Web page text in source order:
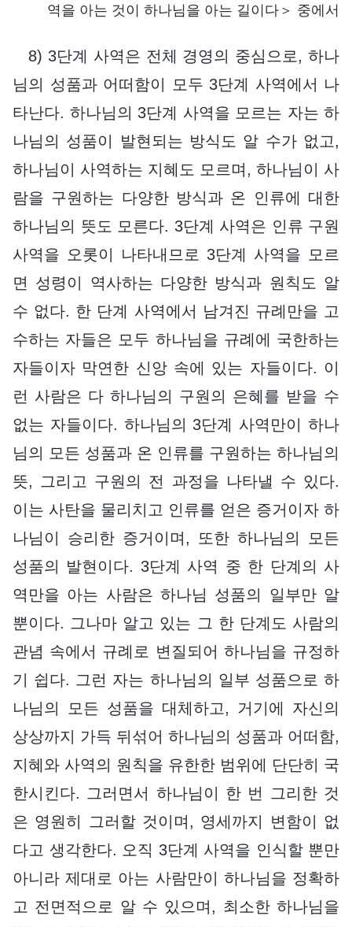
역을 아는 것이 하나님을 아는 길이다＞ 중에서
8) 3단계 사역은 전체 경영의 중심으로, 하나
님의 성품과 어떠함이 모두 3단계 사역에서 나
타난다. 하나님의 3단계 사역을 모르는 자는 하
나님의 성품이 발현되는 방식도 알 수가 없고,
하나님이 사역하는 지혜도 모르며, 하나님이 사
람을 구원하는 다양한 방식과 온 인류에 대한
하나님의 뜻도 모른다. 3단계 사역은 인류 구원
사역을 오롯이 나타내므로 3단계 사역을 모르
면 성령이 역사하는 다양한 방식과 원칙도 알
수 없다. 한 단계 사역에서 남겨진 규례만을 고
수하는 자들은 모두 하나님을 규례에 국한하는
자들이자 막연한 신앙 속에 있는 자들이다. 이
런 사람은 다 하나님의 구원의 은혜를 받을 수
없는 자들이다. 하나님의 3단계 사역만이 하나
님의 모든 성품과 온 인류를 구원하는 하나님의
뜻, 그리고 구원의 전 과정을 나타낼 수 있다.
이는 사탄을 물리치고 인류를 얻은 증거이자 하
나님이 승리한 증거이며, 또한 하나님의 모든
성품의 발현이다. 3단계 사역 중 한 단계의 사
역만을 아는 사람은 하나님 성품의 일부만 알
뿐이다. 그나마 알고 있는 그 한 단계도 사람의
관념 속에서 규례로 변질되어 하나님을 규정하
기 쉽다. 그런 자는 하나님의 일부 성품으로 하
나님의 모든 성품을 대체하고, 거기에 자신의
상상까지 가득 뒤섞어 하나님의 성품과 어떠함,
지혜와 사역의 원칙을 유한한 범위에 단단히 국
한시킨다. 그러면서 하나님이 한 번 그리한 것
은 영원히 그러할 것이며, 영세까지 변함이 없
다고 생각한다. 오직 3단계 사역을 인식할 뿐만
아니라 제대로 아는 사람만이 하나님을 정확하
고 전면적으로 알 수 있으며, 최소한 하나님을